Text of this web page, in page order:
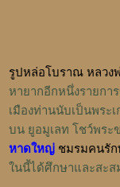
รูปหล่อโบราณ หลวง
หายากอีกหนึ่งรายกา
เมืองท่านนับเป็นพระ
บน ยูอมูเลท โชว์พระ
หาดใหญ่ ชมรมคนรัก
ในนี้ได้ศึกษาและสะส